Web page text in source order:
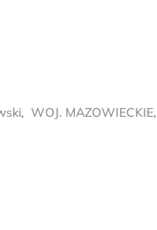
, WOJ. MAZOWIECKIE,